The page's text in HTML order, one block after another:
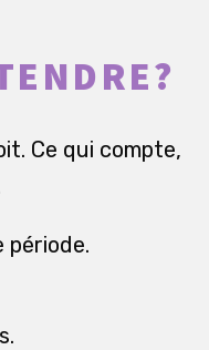
Ce qui compte,
période.